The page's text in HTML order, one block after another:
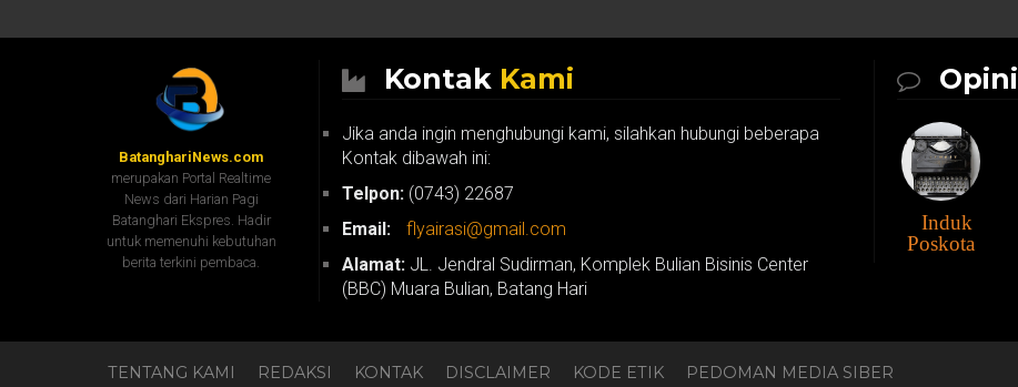
BatanghariNews.com
merupakan Portal Realtime
News dari Harian Pagi
Batanghari Ekspres. Hadir
untuk memenuhi kebutuhan
berita terkini pembaca.
Kontak Kami
Jika anda ingin menghubungi kami, silahkan hubungi beberapa
Kontak dibawah ini:
Telpon: (0743) 22687
Email:
flyairasi@gmail.com
Alamat: JL. Jendral Sudirman, Komplek Bulian Bisinis Center
(BBC) Muara Bulian, Batang Hari
Opini
Induk
Poskota
TENTANG KAMI REDAKSI KONTAK DISCLAIMER KODE ETIK PEDOMAN MEDIA SIBER